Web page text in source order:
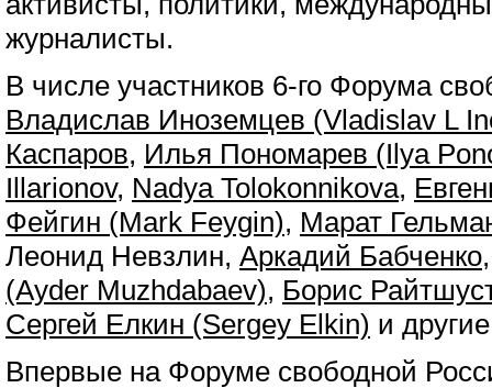
журналисты.
В числе участников 6-го Форума
Владислав Иноземцев (Vladislav L
Каспаров, Илья Пономарев (Ilya
Illarionov, Nadya Tolokonnikova,
Фейгин (Mark Feygin), Марат
Леонид Невзлин, Аркадий Бабченко
(Ayder Muzhdabaev), Борис
Сергей Елкин (Sergey Elkin) и
Впервые на Форуме свободной